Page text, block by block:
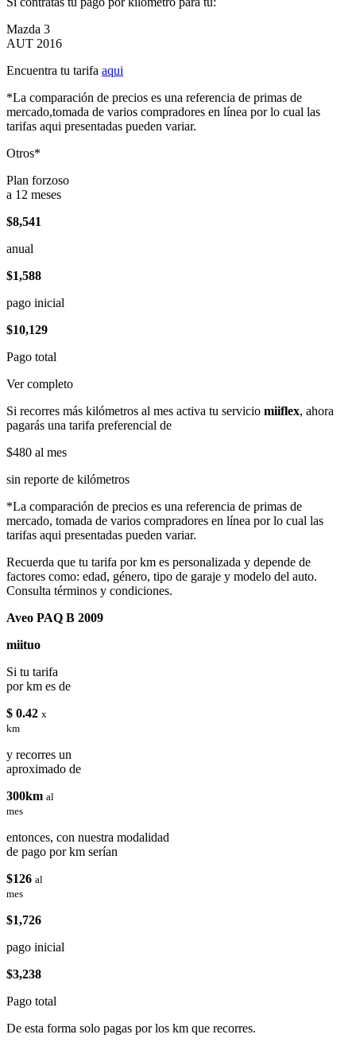
Mazda 3
AUT 2016
Encuentra tu tarifa aqui
*La comparación de precios es una referencia de primas de
mercado,tomada de varios compradores en línea por lo cual las
tarifas aqui presentadas pueden variar.
Otros*
Plan forzoso
a 12 meses
$8,541
anual
$1,588
pago inicial
$10,129
Pago total
Ver completo
Si recorres más kilómetros al mes activa tu servicio miiflex, ahora
pagarás una tarifa preferencial de
$480 al mes
sin reporte de kilómetros
*La comparación de precios es una referencia de primas de
mercado, tomada de varios compradores en línea por lo cual las
tarifas aqui presentadas pueden variar.
Recuerda que tu tarifa por km es personalizada y depende de
factores como: edad, género, tipo de garaje y modelo del auto.
Consulta términos y condiciones.
Aveo PAQ B 2009
miituo
Si tu tarifa
por km es de
$ 0.42 x
km
y recorres un
aproximado de
300km al
mes
entonces, con nuestra modalidad
de pago por km serían
$126 al
mes
$1,726
pago inicial
$3,238
Pago total
De esta forma solo pagas por los km que recorres.